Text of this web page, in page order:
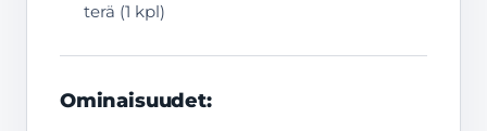
terä (1 kpl)
Ominaisuudet: